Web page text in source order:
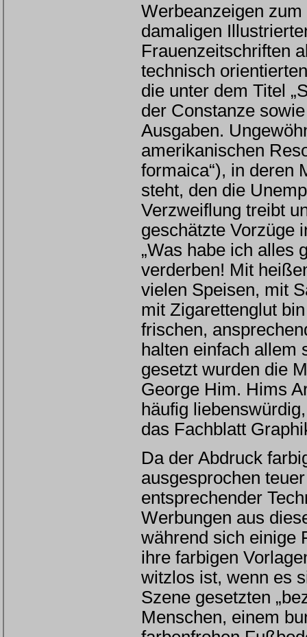
Werbeanzeigen
damaligen
Frauenzeitschriften
technisch
die unter dem Titel
der Constanze
Ausgaben.
amerikanischen
formaica“), in deren
steht, den die
Verzweiflung treibt
geschätzte Vorzüge
„Was habe ich alles
verderben! Mit
vielen Speisen, mit
mit Zigarettenglut
frischen,
halten einfach allem
gesetzt wurden die
George Him. Hims
häufig
das Fachblatt
Da der Abdruck
ausgesprochen
entsprechender
Werbungen aus
während sich einige
ihre farbigen
witzlos ist, wenn es
Szene gesetzten
Menschen, einem